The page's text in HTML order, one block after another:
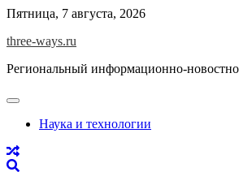
Skip
content
Пятница, 7 августа, 2026
three-ways.ru
Региональный информационно-
Наука и технологии